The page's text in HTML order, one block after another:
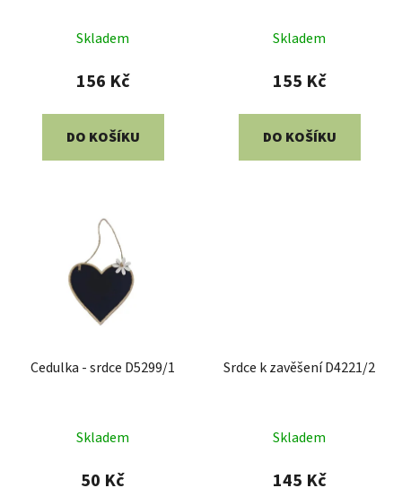
Skladem
156 Kč
DO KOŠÍKU
Skladem
155 Kč
DO KOŠÍKU
Cedulka - srdce D5299/1
Skladem
50 Kč
Srdce k zavěšení D4221/2
Skladem
145 Kč